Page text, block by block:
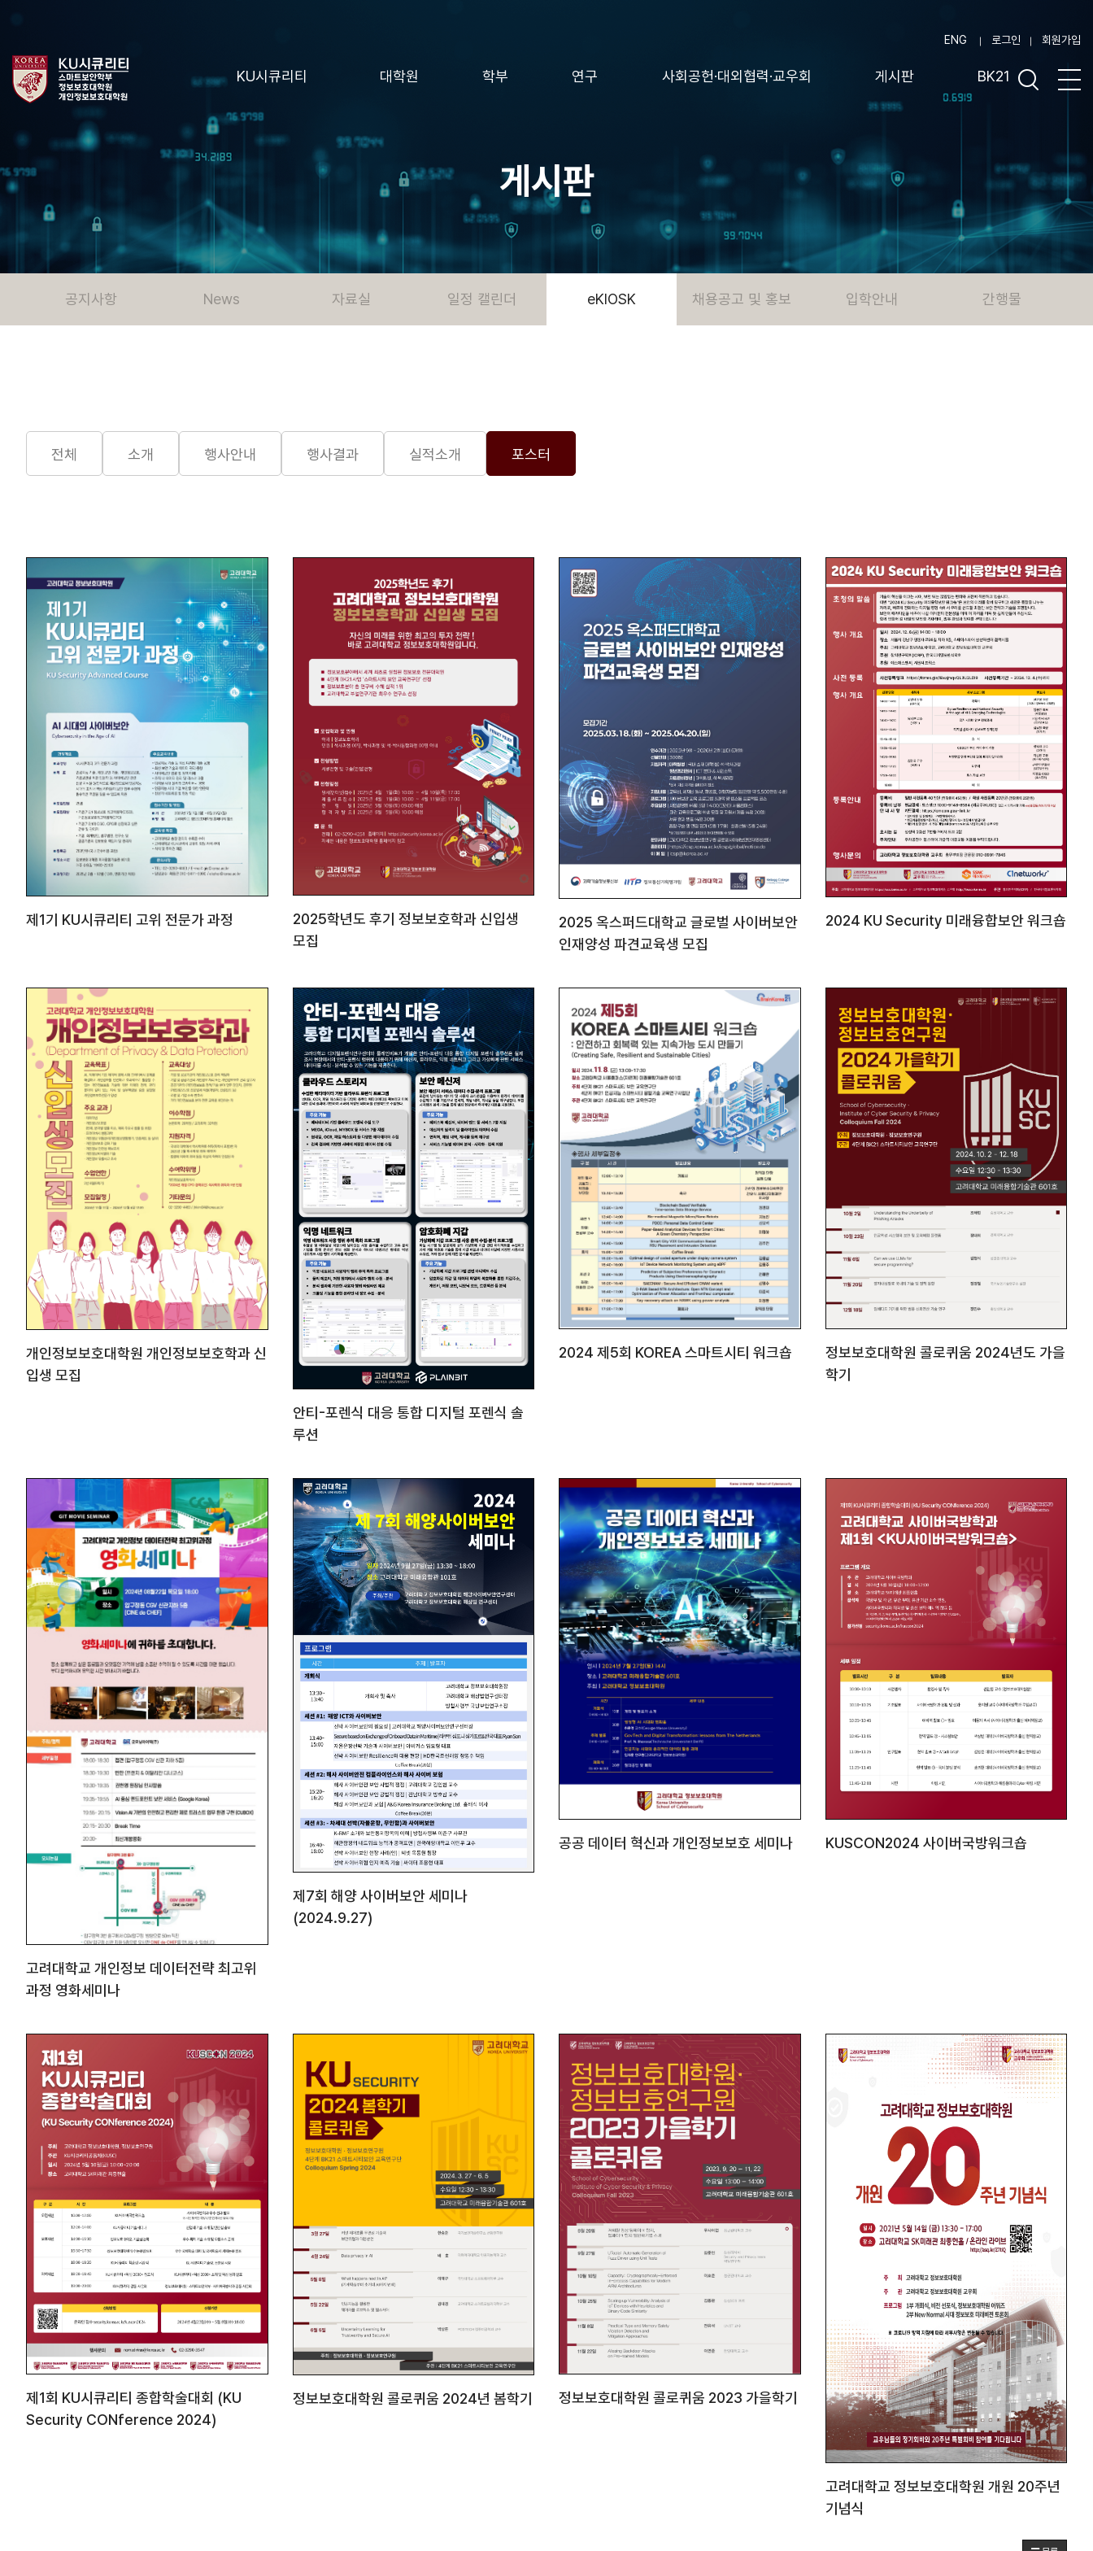
ENG 로그인 회원가입
KU시큐리티 대학원 학부 연구 사회공헌·대외협력·교우회 게시판 BK21
게시판
공지사항 News 자료실 일정 캘린더 eKIOSK 채용공고 및 홍보 입학안내 간행물
전체 소개 행사안내 행사결과 실적소개 포스터
제1기 KU시큐리티 고위 전문가 과정
2025학년도 후기 정보보호학과 신입생
모집
2025 옥스퍼드대학교 글로벌 사이버보안
인재양성 파견교육생 모집
2024 KU Security 미래융합보안 워크숍
개인정보보호대학원 개인정보보호학과 신
입생 모집
안티-포렌식 대응 통합 디지털 포렌식 솔
루션
2024 제5회 KOREA 스마트시티 워크숍
정보보호대학원 콜로퀴움 2024년도 가을
학기
고려대학교 개인정보 데이터전략 최고위
과정 영화세미나
제7회 해양 사이버보안 세미나
(2024.9.27)
공공 데이터 혁신과 개인정보보호 세미나 KUSCON2024 사이버국방워크숍
제1회 KU시큐리티 종합학술대회 (KU
Security CONference 2024)
정보보호대학원 콜로퀴움 2024년 봄학기 정보보호대학원 콜로퀴움 2023 가을학기
고려대학교 정보보호대학원 개원 20주년
기념식